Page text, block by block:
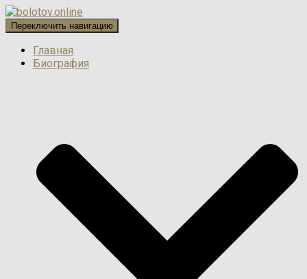
Переключить навигацию
Главная
Биография